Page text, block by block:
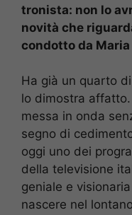
tronista: non lo
novità che
condotto da Maria
Ha già un quarto
lo dimostra
messa in onda
segno di
oggi uno dei
della televisione
geniale e
nascere nel